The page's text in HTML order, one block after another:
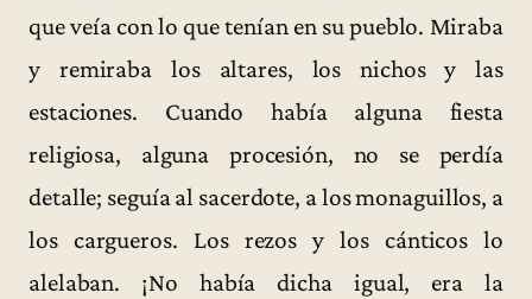
que veía con lo que tenían en su pueblo. Miraba
y remiraba los altares, los nichos y las
estaciones. Cuando había alguna fiesta
religiosa, alguna procesión, no se perdía
detalle; seguía al sacerdote, a los monaguillos, a
los cargueros. Los rezos y los cánticos lo
alelaban. ¡No había dicha igual, era la